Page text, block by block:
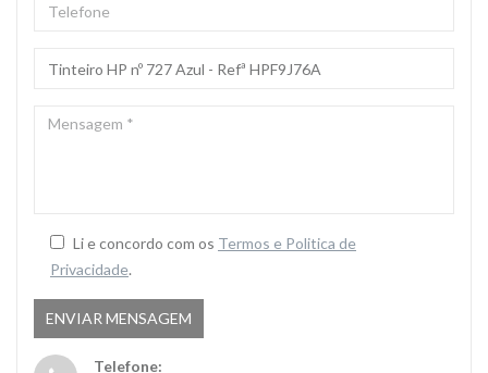
Li e concordo com os Termos e Politica de
Privacidade.
Telefone: